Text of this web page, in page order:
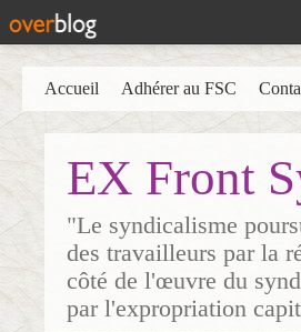
EX Front
"Le syndicalisme
des travailleurs par la
côté de l'œuvre du
par l'expropriation
Accueil Adhérer au FSC